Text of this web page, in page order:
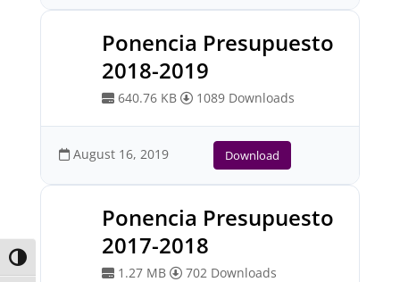
Toggle High Contrast
Ponencia Presupuesto
2018-2019
640.76 KB 1089 Downloads
August 16, 2019 Download
Ponencia Presupuesto
2017-2018
1.27 MB 702 Downloads